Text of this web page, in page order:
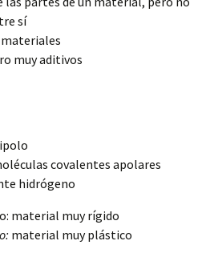
sí
muy aditivos
covalentes apolares
hidrógeno
material muy rígido
material muy plástico